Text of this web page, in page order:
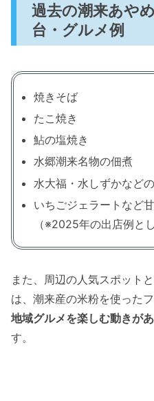
過去の潮来あや
台・グルメ例
焼きそば
たこ焼き
鮎の塩焼き
水郷潮来名物の佃煮
水大福・水しずかなど
いちごジェラートなど
（※2025年の出店例と
また、周辺の人気スポット
は、潮来産の米粉を使った
地域グルメを楽しむ動きが
す。